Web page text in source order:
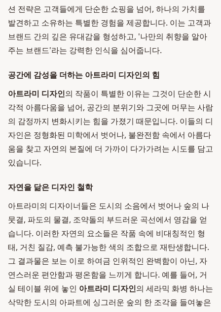
션 전략은 고객들에게 단순한 쇼핑을 넘어, 하나의 가치를
발견하고 소유하는 특별한 경험을 제공합니다. 이는 고객과
브랜드 간의 깊은 유대감을 형성하고, '나만의 취향을 알아
주는 브랜드'라는 강력한 인식을 심어줍니다.
공간에 감성을 더하는 아트라미 디자인의 힘
아트라미 디자인의 작품이 특별한 이유는 그것이 단순한 시
각적 아름다움을 넘어, 공간의 분위기와 그곳에 머무는 사람
의 감정까지 변화시키는 힘을 가졌기 때문입니다. 이들의 디
자인은 정형화된 미학에서 벗어나, 불완전함 속에서 아름다
움을 찾고 자연의 본질에 더 가까이 다가가려는 시도를 담고
있습니다.
자연을 닮은 디자인 철학
아트라미의 디자이너들은 도시의 소음에서 벗어나 숲의 나
뭇결, 파도의 물결, 조약돌의 부드러운 곡선에서 영감을 얻
습니다. 이러한 자연의 요소들은 작품 속에 비대칭적인 형
태, 거친 질감, 예측 불가능한 색의 조합으로 재탄생합니다.
그 결과물은 보는 이로 하여금 인위적인 완벽함이 아닌, 자
연스러운 편안함과 평온함을 느끼게 합니다. 예를 들어, 거
실 테이블 위에 놓인 아트라미 디자인의 세라믹 화병 하나는
삭막한 도시의 아파트에 싱그러운 숲의 한 조각을 들여놓은